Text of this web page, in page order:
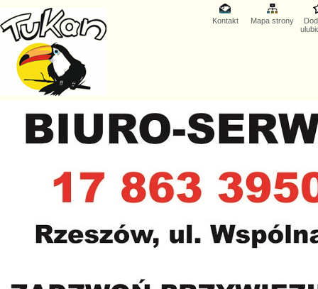
Kontakt Mapa strony